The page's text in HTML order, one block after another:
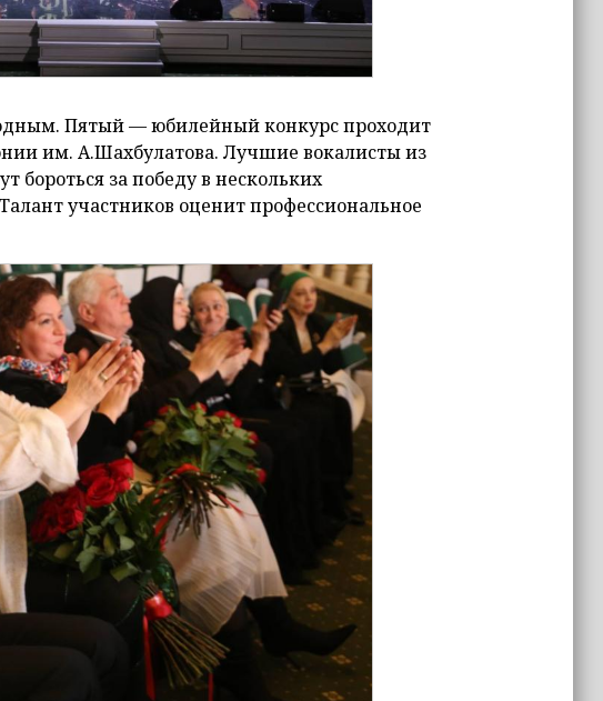
Пятый — юбилейный конкурс проходит
им. А.Шахбулатова. Лучшие вокалисты из
бороться за победу в нескольких
участников оценит профессиональное